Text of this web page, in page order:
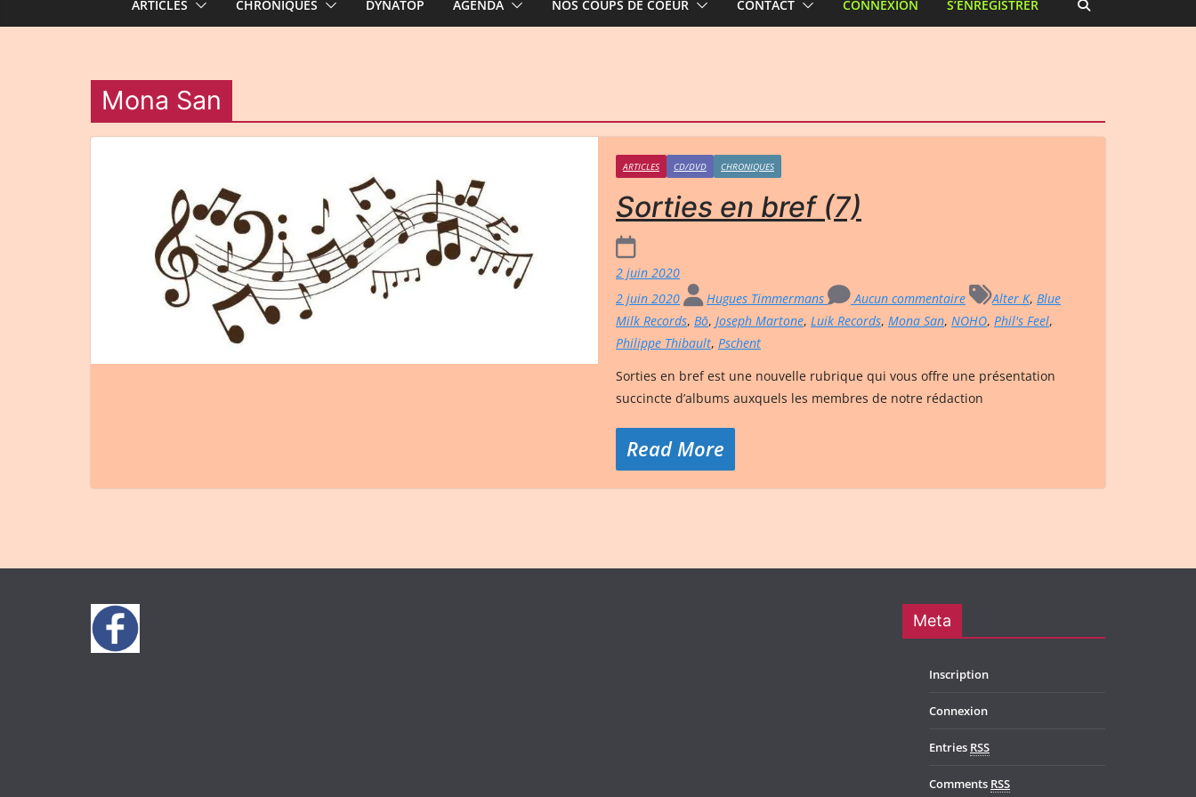
ARTICLES CHRONIQUES DYNATOP AGENDA NOS COUPS DE COEUR CONTACT CONNEXION S’ENREGISTRER
Mona San
ARTICLES CD/DVD CHRONIQUES
Sorties en bref (7)
2 juin 2020
2 juin 2020
Hugues Timmermans Aucun commentaire Alter K, Blue
Milk Records, Bō, Joseph Martone, Luik Records, Mona San, NOHO, Phil's Feel,
Philippe Thibault, Pschent
Sorties en bref est une nouvelle rubrique qui vous offre une présentation
succincte d’albums auxquels les membres de notre rédaction
Read More
Meta
Inscription
Connexion
Entries RSS
Comments RSS